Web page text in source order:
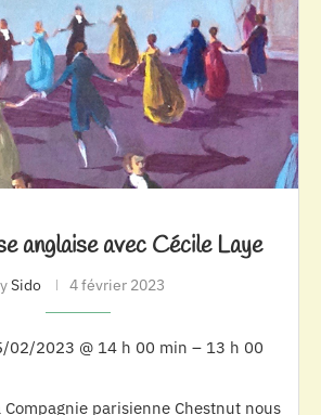
anglaise avec Cécile Laye
Sido 4 février 2023
2023 @ 14 h 00 min – 13 h 00
Compagnie parisienne Chestnut nous